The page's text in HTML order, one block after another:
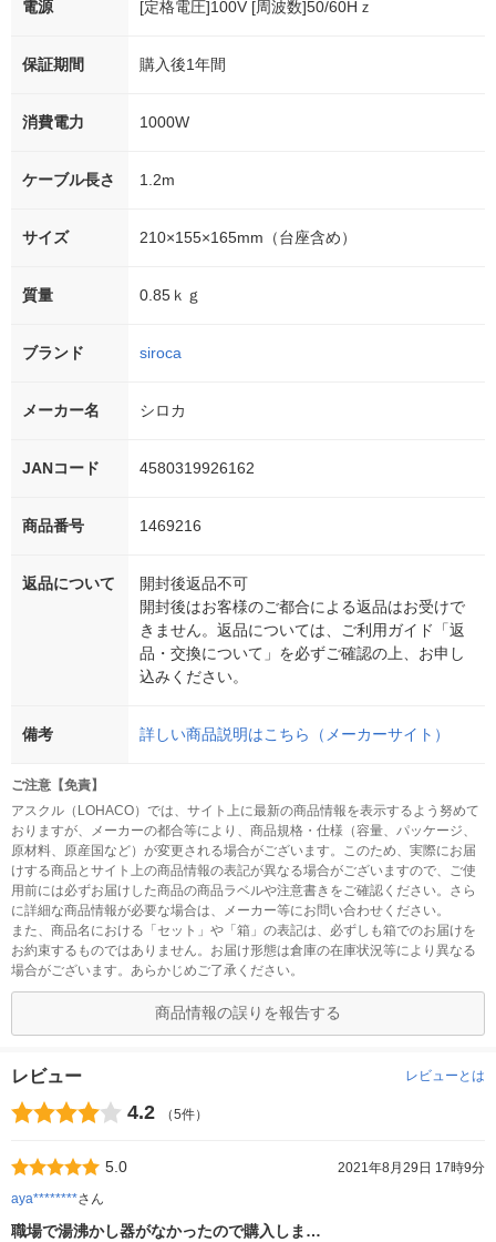
電源 [定格電圧]100V [周波数]50/60Hｚ
保証期間 購入後1年間
消費電力 1000W
ケーブル長さ 1.2m
サイズ 210×155×165mm（台座含め）
質量 0.85ｋｇ
ブランド siroca
メーカー名 シロカ
JANコード 4580319926162
商品番号 1469216
返品について
開封後返品不可
開封後はお客様のご都合による返品はお受けで
きません。返品については、ご利用ガイド「返
品・交換について」を必ずご確認の上、お申し
込みください。
備考 詳しい商品説明はこちら（メーカーサイト）
ご注意【免責】
アスクル（LOHACO）では、サイト上に最新の商品情報を表示するよう努めて
おりますが、メーカーの都合等により、商品規格・仕様（容量、パッケージ、
原材料、原産国など）が変更される場合がございます。このため、実際にお届
けする商品とサイト上の商品情報の表記が異なる場合がございますので、ご使
用前には必ずお届けした商品の商品ラベルや注意書きをご確認ください。さら
に詳細な商品情報が必要な場合は、メーカー等にお問い合わせください。
また、商品名における「セット」や「箱」の表記は、必ずしも箱でのお届けを
お約束するものではありません。お届け形態は倉庫の在庫状況等により異なる
場合がございます。あらかじめご了承ください。
商品情報の誤りを報告する
レビュー レビューとは
4.2 （5件）
5.0
2021年8月29日 17時9分
aya********さん
職場で湯沸かし器がなかったので購入しま…